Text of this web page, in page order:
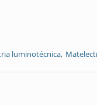
luminotécnica
en Matelectric 2014